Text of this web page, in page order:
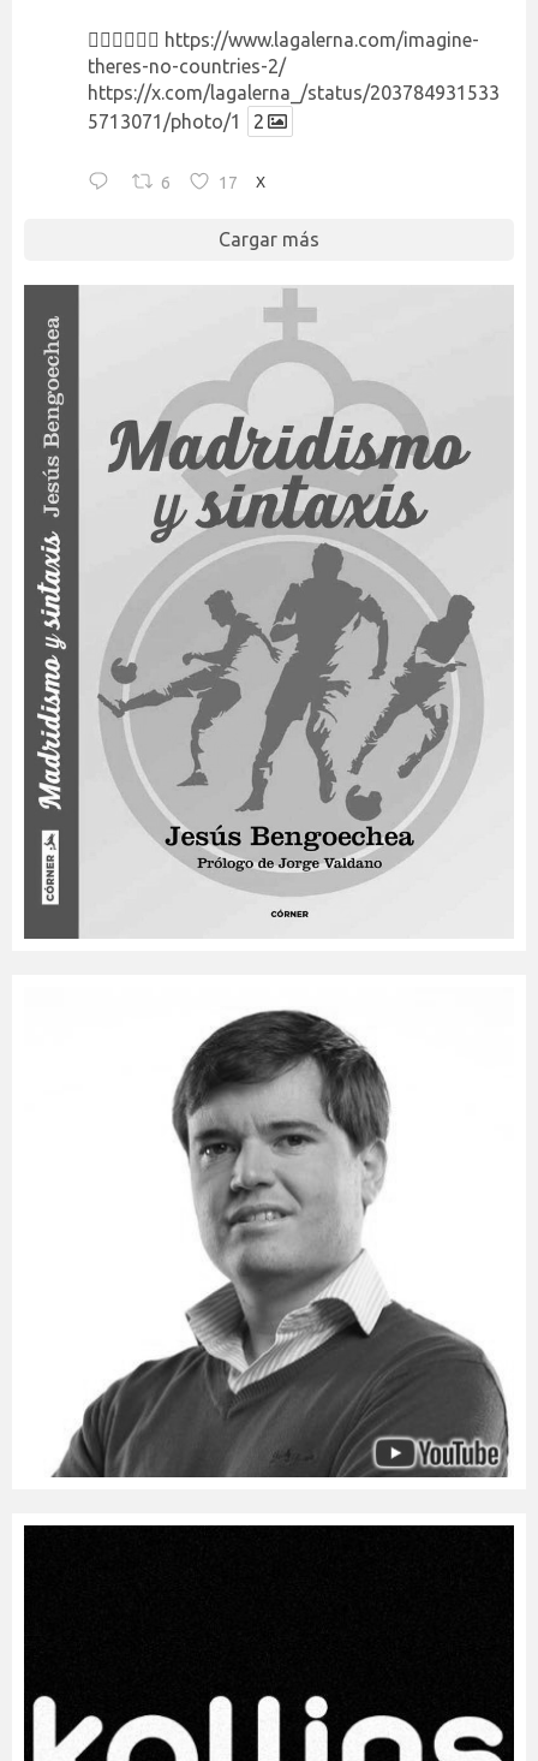
👉🏻👉🏻👉🏻 https://www.lagalerna.com/imagine-
theres-no-countries-2/
https://x.com/lagalerna_/status/203784931533
5713071/photo/1
2
6 17 X
Cargar más